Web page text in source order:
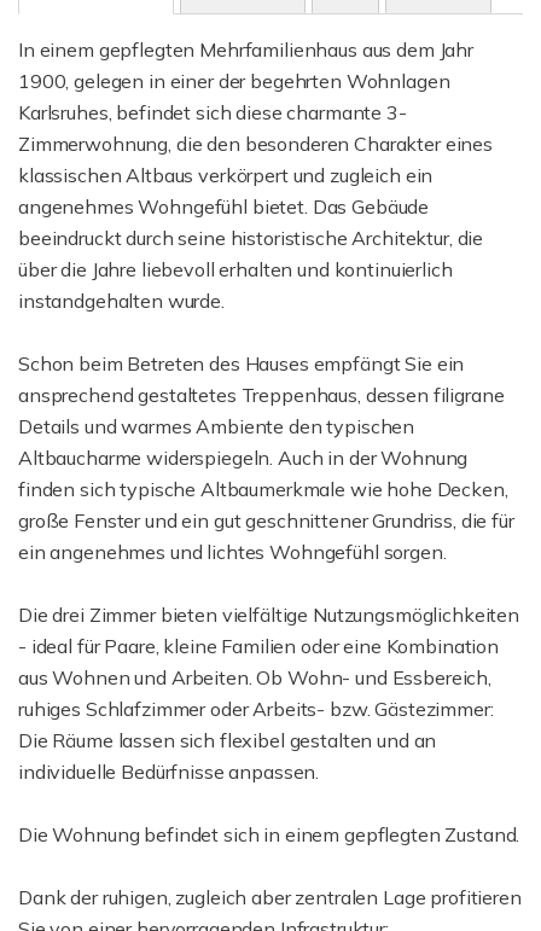
In einem gepflegten Mehrfamilienhaus aus dem Jahr
1900, gelegen in einer der begehrten Wohnlagen
Karlsruhes, befindet sich diese charmante 3-
Zimmerwohnung, die den besonderen Charakter eines
klassischen Altbaus verkörpert und zugleich ein
angenehmes Wohngefühl bietet. Das Gebäude
beeindruckt durch seine historistische Architektur, die
über die Jahre liebevoll erhalten und kontinuierlich
instandgehalten wurde.
Schon beim Betreten des Hauses empfängt Sie ein
ansprechend gestaltetes Treppenhaus, dessen filigrane
Details und warmes Ambiente den typischen
Altbaucharme widerspiegeln. Auch in der Wohnung
finden sich typische Altbaumerkmale wie hohe Decken,
große Fenster und ein gut geschnittener Grundriss, die für
ein angenehmes und lichtes Wohngefühl sorgen.
Die drei Zimmer bieten vielfältige Nutzungsmöglichkeiten
- ideal für Paare, kleine Familien oder eine Kombination
aus Wohnen und Arbeiten. Ob Wohn- und Essbereich,
ruhiges Schlafzimmer oder Arbeits- bzw. Gästezimmer:
Die Räume lassen sich flexibel gestalten und an
individuelle Bedürfnisse anpassen.
Die Wohnung befindet sich in einem gepflegten Zustand.
Dank der ruhigen, zugleich aber zentralen Lage profitieren